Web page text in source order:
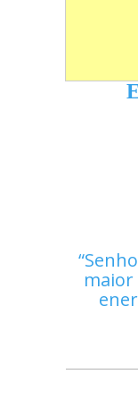
maior